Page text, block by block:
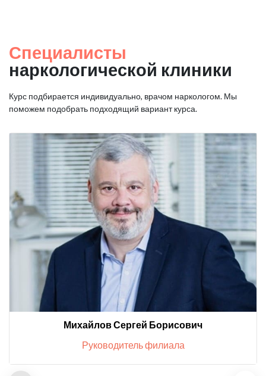
Специалисты
наркологической клиники
Курс подбирается индивидуально, врачом наркологом. Мы
поможем подобрать подходящий вариант курса.
Михайлов Сергей Борисович
Руководитель филиала